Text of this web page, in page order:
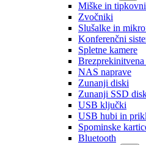
Miške in
Zvočniki
Slušalke in
Konferenčni
Spletne kamere
Brezprekinitvena
NAS naprave
Zunanji diski
Zunanji SSD
USB ključki
USB hubi in
Spominske
Bluetooth